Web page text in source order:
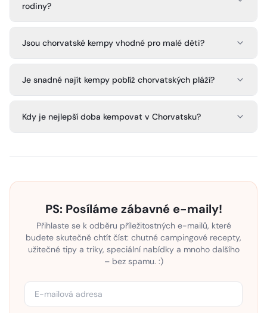
rodiny?
Jsou chorvatské kempy vhodné pro malé děti?
Je snadné najít kempy poblíž chorvatských pláží?
Kdy je nejlepší doba kempovat v Chorvatsku?
PS: Posíláme zábavné e-maily!
Přihlaste se k odběru příležitostných e-mailů, které
budete skutečně chtít číst: chutné campingové recepty,
užitečné tipy a triky, speciální nabídky a mnoho dalšího
– bez spamu. :)